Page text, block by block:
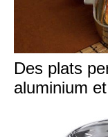
Des plats
aluminium